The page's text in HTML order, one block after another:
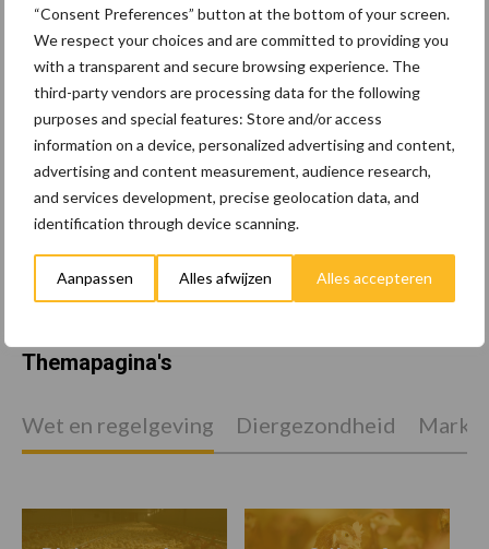
“Consent Preferences” button at the bottom of your screen.
We respect your choices and are committed to providing you
with a transparent and secure browsing experience. The
third-party vendors are processing data for the following
purposes and special features: Store and/or access
information on a device, personalized advertising and content,
advertising and content measurement, audience research,
and services development, precise geolocation data, and
identification through device scanning.
Aanpassen Alles afwijzen Alles accepteren
10 praktisch tips om je voor
te bereiden op mogelijke
uitval van het stroomnet
EU-pluimveesector groeit
door, maar tempo vlakt af
Themapagina's
Wet en regelgeving Diergezondheid